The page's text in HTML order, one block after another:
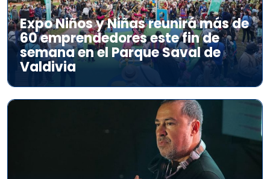
Expo Niños y Niñas reunirá más de
60 emprendedores este fin de
semana en el Parque Saval de
Valdivia